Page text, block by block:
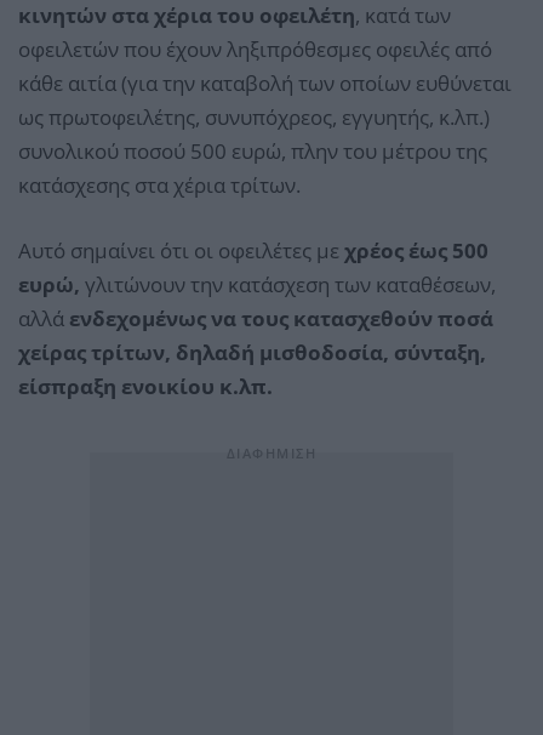
κινητών στα χέρια του οφειλέτη, κατά των
οφειλετών που έχουν ληξιπρόθεσμες οφειλές από
κάθε αιτία (για την καταβολή των οποίων ευθύνεται
ως πρωτοφειλέτης, συνυπόχρεος, εγγυητής, κ.λπ.)
συνολικού ποσού 500 ευρώ, πλην του μέτρου της
κατάσχεσης στα χέρια τρίτων.
Αυτό σημαίνει ότι οι οφειλέτες με χρέος έως 500
ευρώ, γλιτώνουν την κατάσχεση των καταθέσεων,
αλλά ενδεχομένως να τους κατασχεθούν ποσά
χείρας τρίτων, δηλαδή μισθοδοσία, σύνταξη,
είσπραξη ενοικίου κ.λπ.